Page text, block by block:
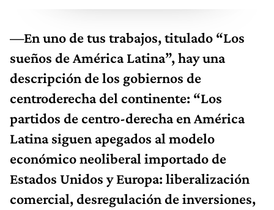
—En uno de tus trabajos, titulado “Los
sueños de América Latina”, hay una
descripción de los gobiernos de
centroderecha del continente: “Los
partidos de centro-derecha en América
Latina siguen apegados al modelo
económico neoliberal importado de
Estados Unidos y Europa: liberalización
comercial, desregulación de inversiones,